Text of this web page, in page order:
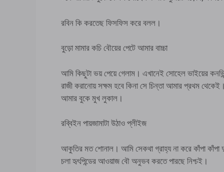
রবিন কি করতেছ ফিসফিস করে বলল।
বুড়ো মামার কচি বৌয়ের পেটে আমার বাচ্চা
আমি কিছুটা ভয় পেয়ে গেলাম। এখানেই সোহেল ভাইয়ের
রাজী করানোয় সক্ষম হবে কিনা সে চিন্তা আমার প্রথম
আমার বুকে মুখ লুকাল।
রব্বিইন পায়জামাটা উঠাও প্লীইজ
আকুতির মত শোনাল। আমি সেকথা গ্রাহ্য না করে কাঁপা কাঁপা
চলা হৃৎপিন্ডের আওয়াজ বৌ অনুভব করতে পারছে নিশ্চই।